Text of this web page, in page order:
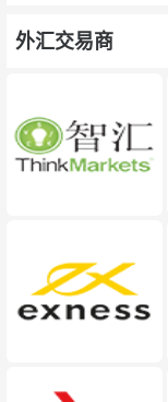
外汇交易商